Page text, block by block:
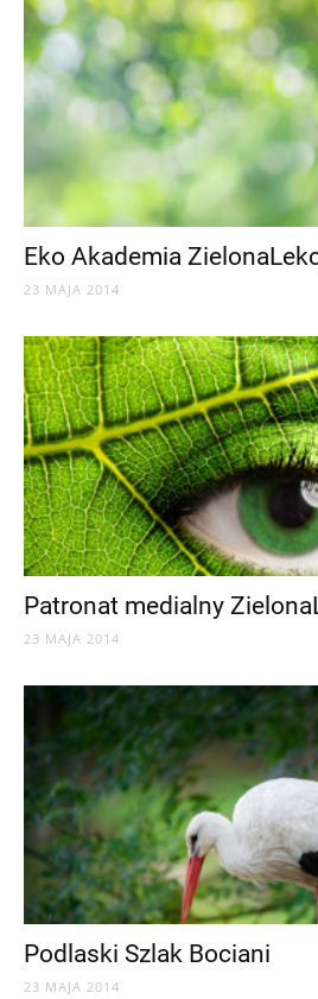
Eko Akademia
23 MAJA 2014
Patronat medialny
23 MAJA 2014
Podlaski Szlak Bociani
23 MAJA 2014